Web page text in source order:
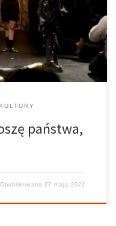
Poznania na
czas na pogrzeb
państwa,
Opublikowano 27 maja 2022